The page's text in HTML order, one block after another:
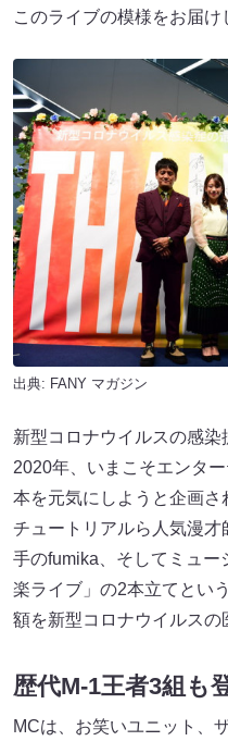
このライブの模様をお届け
出典: FANY マガジン
新型コロナウイルスの感
2020年、いまこそエンタ
本を元気にしようと企画
チュートリアルら人気漫
手のfumika、そしてミュ
楽ライブ」の2本立てとい
額を新型コロナウイルスの
歴代M-1王者3組も
MCは、お笑いユニット、